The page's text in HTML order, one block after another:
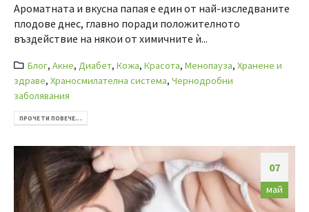
Ароматната и вкусна папая е един от най-изследваните
плодове днес, главно поради положителното
въздействие на някои от химичните ѝ...
Блог,Акне,Диабет,Кожа,Красота,Менопауза,Хранене и
здраве, Храносмилателна система, Чернодробни
заболявания
ПРОЧЕТИ ПОВЕЧЕ...
07
май